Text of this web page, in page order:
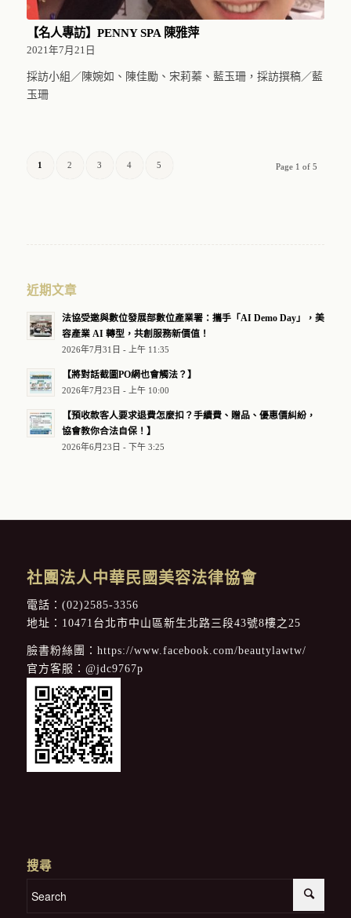
【名人專訪】PENNY SPA 陳雅萍
2021年7月21日
採訪小組／陳婉如、陳佳勵、宋莉蓁、藍玉珊，採訪撰稿／藍
玉珊
Page 1 of 5
1 2 3 4 5
近期文章
法協受邀與數位發展部數位產業署：攜手「AI Demo Day」，美
容產業 AI 轉型，共創服務新價值！
2026年7月31日 - 上午 11:35
【將對話截圖PO網也會觸法？】
2026年7月23日 - 上午 10:00
【預收款客人要求退費怎麼扣？手續費、贈品、優惠價糾紛，
協會教你合法自保！】
2026年6月23日 - 下午 3:25
社團法人中華民國美容法律協會
電話： (02)2585-3356
地址：10471台北市中山區新生北路三段43號8樓之25
臉書粉絲團： https://www.facebook.com/beautylawtw/
官方客服： @jdc9767p
搜尋